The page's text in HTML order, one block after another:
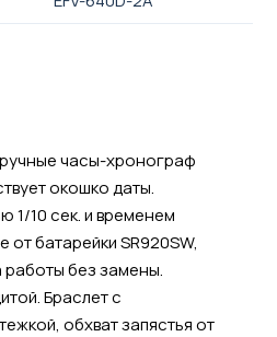
часы-хронограф
окошко даты.
1/10 сек. и временем
от батарейки SR920SW,
работы без замены.
Браслет с
обхват запястья от